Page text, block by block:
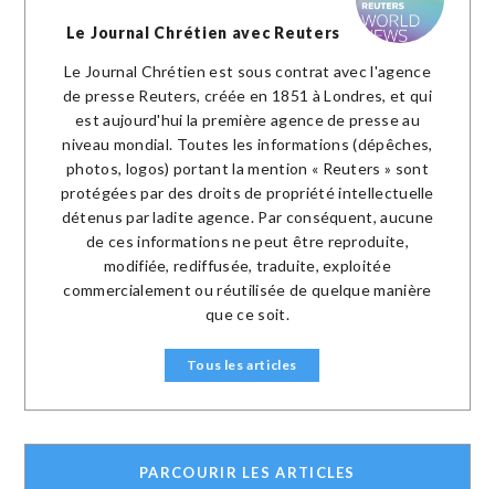
Le Journal Chrétien avec Reuters
Le Journal Chrétien est sous contrat avec l'agence
de presse Reuters, créée en 1851 à Londres, et qui
est aujourd'hui la première agence de presse au
niveau mondial. Toutes les informations (dépêches,
photos, logos) portant la mention « Reuters » sont
protégées par des droits de propriété intellectuelle
détenus par ladite agence. Par conséquent, aucune
de ces informations ne peut être reproduite,
modifiée, rediffusée, traduite, exploitée
commercialement ou réutilisée de quelque manière
que ce soit.
Tous les articles
PARCOURIR LES ARTICLES